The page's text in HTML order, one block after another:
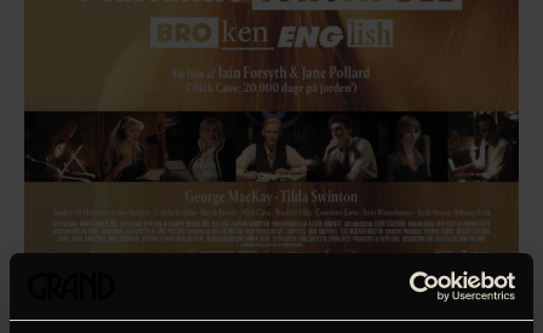
Instruktørparret bag ’Nick Cave: 20.000 dage på jorden’